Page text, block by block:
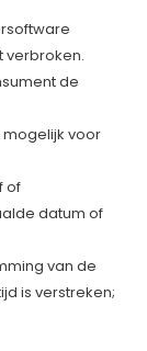
verbroken.
de
mogelijk voor
of
datum of
van de
is verstreken;